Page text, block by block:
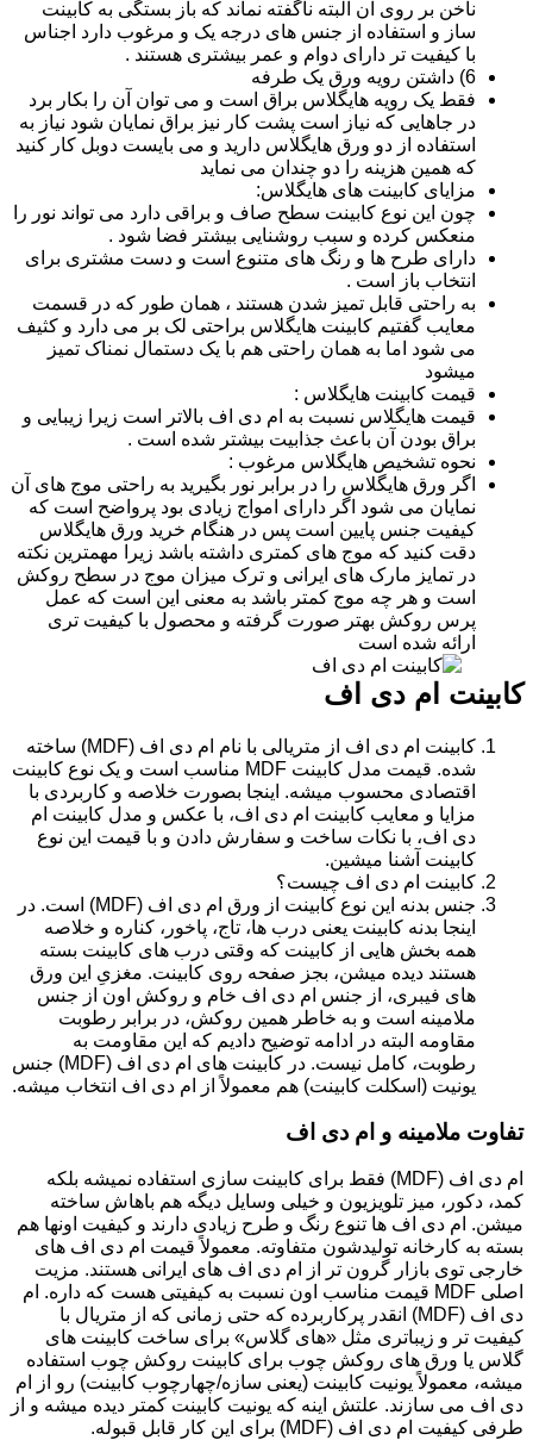
ناخن بر روی آن البته ناگفته نماند که باز بستگی به کابینت
ساز و استفاده از جنس های درجه یک و مرغوب دارد اجناس
با کیفیت تر دارای دوام و عمر بیشتری هستند .
6) داشتن رویه ورق یک طرفه
فقط یک رویه هایگلاس براق است و می توان آن را بکار برد
در جاهایی که نیاز است پشت کار نیز براق نمایان شود نیاز به
استفاده از دو ورق هایگلاس دارید و می بایست دوبل کار کنید
که همین هزینه را دو چندان می نماید
مزایای کابینت های هایگلاس:
چون این نوع کابینت سطح صاف و براقی دارد می تواند نور را
منعکس کرده و سبب روشنایی بیشتر فضا شود .
دارای طرح ها و رنگ های متنوع است و دست مشتری برای
انتخاب باز است .
به راحتی قابل تمیز شدن هستند ، همان طور که در قسمت
معایب گفتیم کابینت هایگلاس براحتی لک بر می دارد و کثیف
می شود اما به همان راحتی هم با یک دستمال نمناک تمیز
میشود
قیمت کابینت هایگلاس :
قیمت هایگلاس نسبت به ام دی اف بالاتر است زیرا زیبایی و
براق بودن آن باعث جذابیت بیشتر شده است .
نحوه تشخیص هایگلاس مرغوب :
اگر ورق هایگلاس را در برابر نور بگیرید به راحتی موج های آن
نمایان می شود اگر دارای امواج زیادی بود پرواضح است که
کیفیت جنس پایین است پس در هنگام خرید ورق هایگلاس
دقت کنید که موج های کمتری داشته باشد زیرا مهمترین نکته
در تمایز مارک های ایرانی و ترک میزان موج در سطح روکش
است و هر چه موج کمتر باشد به معنی این است که عمل
پرس روکش بهتر صورت گرفته و محصول با کیفیت تری
ارائه شده است
کابینت ام دی اف
کابینت ام دی اف از متریالی با نام ام دی اف (MDF) ساخته
شده. قیمت مدل کابینت MDF مناسب است و یک نوع کابینت
اقتصادی محسوب میشه. اینجا بصورت خلاصه و کاربردی با
مزایا و معایب کابینت ام دی اف، با عکس و مدل کابینت ام
دی اف، با نکات ساخت و سفارش دادن و با قیمت این نوع
کابینت آشنا میشین.
کابینت ام دی اف چیست؟
جنس بدنه این نوع کابینت از ورق ام دی اف (MDF) است. در
اینجا بدنه کابینت یعنی درب ها، تاج، پاخور، کناره و خلاصه
همه بخش هایی از کابینت که وقتی درب های کابینت بسته
هستند دیده میشن، بجز صفحه روی کابینت. مغزیِ این ورق
های فیبری، از جنس ام دی اف خام و روکش اون از جنس
ملامینه است و به خاطر همین روکش، در برابر رطوبت
مقاومه البته در ادامه توضیح دادیم که این مقاومت به
رطوبت، کامل نیست. در کابینت های ام دی اف (MDF) جنس
یونیت (اسکلت کابینت) هم معمولاً از ام دی اف انتخاب میشه.
تفاوت ملامینه و ام دی اف
ام دی اف (MDF) فقط برای کابینت سازی استفاده نمیشه بلکه
کمد، دکور، میز تلویزیون و خیلی وسایل دیگه هم باهاش ساخته
میشن. ام دی اف ها تنوع رنگ و طرح زیادی دارند و کیفیت اونها هم
بسته به کارخانه تولیدشون متفاوته. معمولاً قیمت ام دی اف های
خارجی توی بازار گرون تر از ام دی اف های ایرانی هستند. مزیت
اصلی MDF قیمت مناسب اون نسبت به کیفیتی هست که داره. ام
دی اف (MDF) انقدر پرکاربرده که حتی زمانی که از متریال با
کیفیت تر و زیباتری مثل «های گلاس» برای ساخت کابینت های
گلاس یا ورق های روکش چوب برای کابینت روکش چوب استفاده
میشه، معمولاً یونیت کابینت (یعنی سازه/چهارچوب کابینت) رو از ام
دی اف می سازند. علتش اینه که یونیت کابینت کمتر دیده میشه و از
طرفی کیفیت ام دی اف (MDF) برای این کار قابل قبوله.